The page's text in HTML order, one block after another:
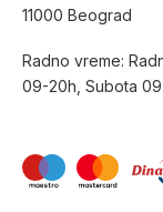
11000 Beograd
Radno vreme:
09-20h, Subota